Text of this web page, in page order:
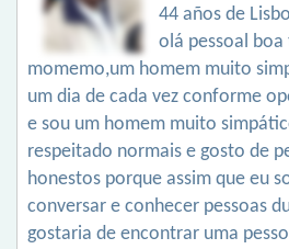
44 años de
olá pessoal
momemo,um homem muito
um dia de cada vez conforme
e sou um homem muito
respeitado normais e gosto de
honestos porque assim que eu
conversar e conhecer pessoas
gostaria de encontrar uma